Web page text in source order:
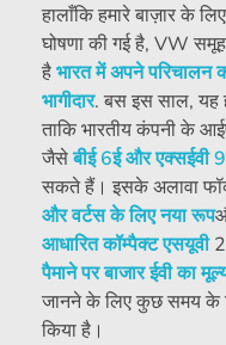
हालाँकि हमारे बाज़ार के
घोषणा की गई है, VW
हैभारत में अपने परिचालन
भागीदार. बस इस साल, यह
ताकि भारतीय कंपनी के
जैसेबीई 6ई और एक्सईवी
सकते हैं। इसके अलावा
और वर्टस के लिए नया रूप
आधारित कॉम्पैक्ट एसयूवी
पैमाने पर बाजार ईवी का
जानने के लिए कुछ समय के
किया है।